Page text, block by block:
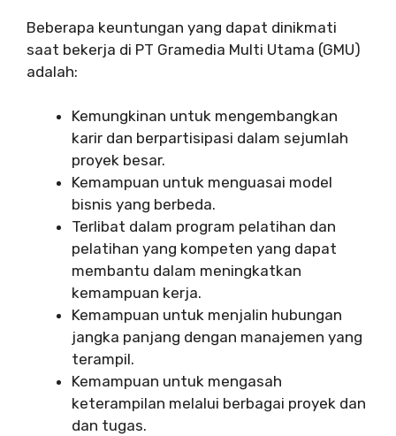
Beberapa keuntungan yang dapat dinikmati
saat bekerja di PT Gramedia Multi Utama (GMU)
adalah:
Kemungkinan untuk mengembangkan
karir dan berpartisipasi dalam sejumlah
proyek besar.
Kemampuan untuk menguasai model
bisnis yang berbeda.
Terlibat dalam program pelatihan dan
pelatihan yang kompeten yang dapat
membantu dalam meningkatkan
kemampuan kerja.
Kemampuan untuk menjalin hubungan
jangka panjang dengan manajemen yang
terampil.
Kemampuan untuk mengasah
keterampilan melalui berbagai proyek dan
dan tugas.